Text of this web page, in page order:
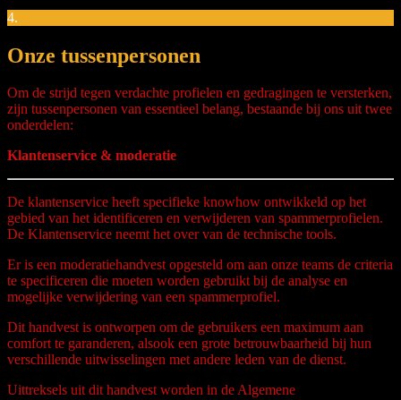
4.
Onze tussenpersonen
Om de strijd tegen verdachte profielen en gedragingen te versterken,
zijn tussenpersonen van essentieel belang, bestaande bij ons uit twee
onderdelen:
Klantenservice & moderatie
De klantenservice heeft specifieke knowhow ontwikkeld op het
gebied van het identificeren en verwijderen van spammerprofielen.
De Klantenservice neemt het over van de technische tools.
Er is een moderatiehandvest opgesteld om aan onze teams de criteria
te specificeren die moeten worden gebruikt bij de analyse en
mogelijke verwijdering van een spammerprofiel.
Dit handvest is ontworpen om de gebruikers een maximum aan
comfort te garanderen, alsook een grote betrouwbaarheid bij hun
verschillende uitwisselingen met andere leden van de dienst.
Uittreksels uit dit handvest worden in de Algemene